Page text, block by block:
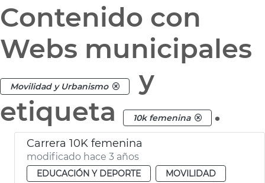
Contenido con
Webs municipales
Movilidad y Urbanismo
y
etiqueta
10k femenina .
Carrera 10K femenina
modificado hace 3 años
EDUCACIÓN Y DEPORTE
MOVILIDAD